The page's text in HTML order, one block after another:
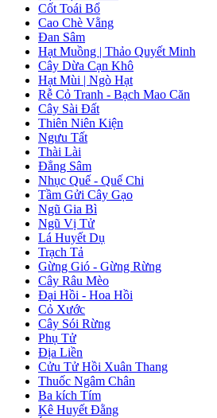
Cốt Toái Bổ
Cao Chè Vằng
Đan Sâm
Hạt Muồng | Thảo Quyết Minh
Cây Dừa Cạn Khô
Hạt Mùi | Ngò Hạt
Rễ Cỏ Tranh - Bạch Mao Căn
Cây Sài Đất
Thiên Niên Kiện
Ngưu Tất
Thài Lài
Đẳng Sâm
Nhục Quế - Quế Chi
Tầm Gửi Cây Gạo
Ngũ Gia Bì
Ngũ Vị Tử
Lá Huyết Dụ
Trạch Tả
Gừng Gió - Gừng Rừng
Cây Râu Mèo
Đại Hồi - Hoa Hồi
Cỏ Xước
Cây Sói Rừng
Phụ Tử
Địa Liền
Cửu Tử Hồi Xuân Thang
Thuốc Ngâm Chân
Ba kích Tím
Kê Huyết Đằng